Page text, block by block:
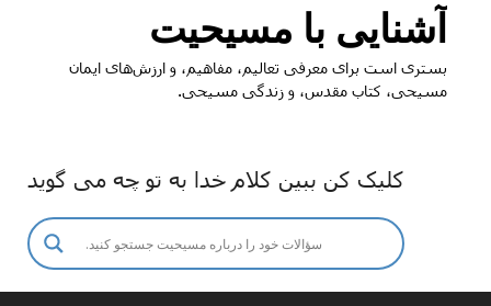
آشنایی با مسیحیت
بستری است برای معرفی تعالیم، مفاهیم، و ارزش‌های ایمان
مسیحی، کتاب مقدس، و زندگی مسیحی.
کلیک کن ببین کلام خدا به تو چه می گوید